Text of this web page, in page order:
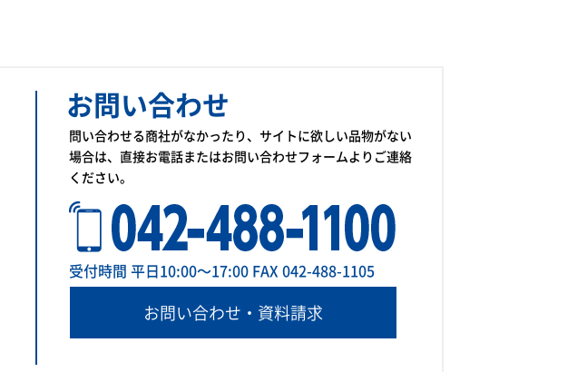
お問い合わせ
問い合わせる商社がなかったり、サイトに欲しい品物がない
場合は、直接お電話またはお問い合わせフォームよりご連絡
ください。
受付時間 平日10:00～17:00 FAX 042-488-1105
お問い合わせ・資料請求